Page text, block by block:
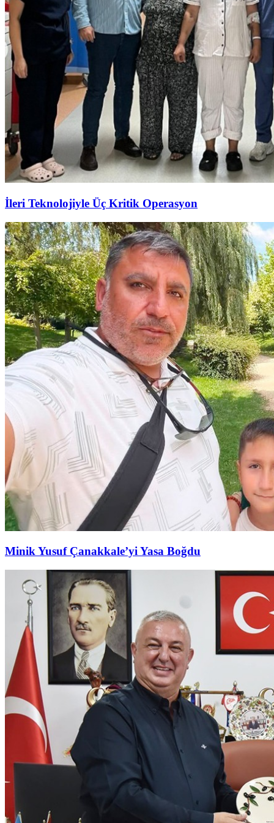
İleri Teknolojiyle Üç Kritik Operasyon
Minik Yusuf Çanakkale’yi Yasa Boğdu